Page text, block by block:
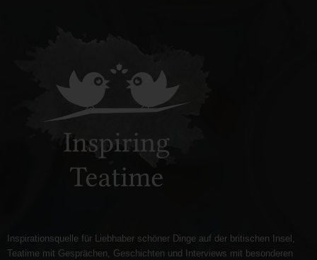
Inspirationsquelle für Liebhaber schöner Dinge auf der britischen Insel,
Teatime mit Gesprächen, Geschichten und Interviews mit besonderen